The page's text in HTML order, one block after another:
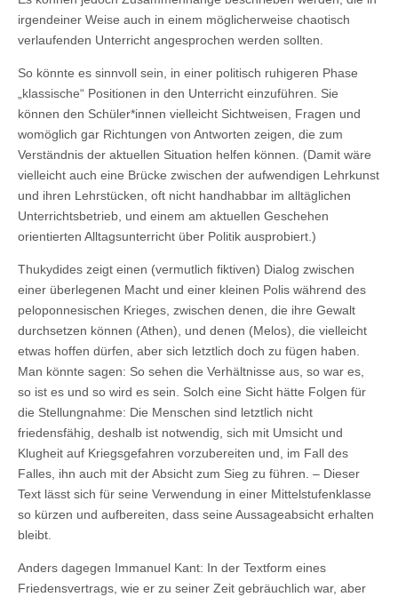
irgendeiner Weise auch in einem möglicherweise chaotisch
verlaufenden Unterricht angesprochen werden sollten.
So könnte es sinnvoll sein, in einer politisch ruhigeren Phase
„klassische“ Positionen in den Unterricht einzuführen. Sie
können den Schüler*innen vielleicht Sichtweisen, Fragen und
womöglich gar Richtungen von Antworten zeigen, die zum
Verständnis der aktuellen Situation helfen können. (Damit wäre
vielleicht auch eine Brücke zwischen der aufwendigen Lehrkunst
und ihren Lehrstücken, oft nicht handhabbar im alltäglichen
Unterrichtsbetrieb, und einem am aktuellen Geschehen
orientierten Alltagsunterricht über Politik ausprobiert.)
Thukydides zeigt einen (vermutlich fiktiven) Dialog zwischen
einer überlegenen Macht und einer kleinen Polis während des
peloponnesischen Krieges, zwischen denen, die ihre Gewalt
durchsetzen können (Athen), und denen (Melos), die vielleicht
etwas hoffen dürfen, aber sich letztlich doch zu fügen haben.
Man könnte sagen: So sehen die Verhältnisse aus, so war es,
so ist es und so wird es sein. Solch eine Sicht hätte Folgen für
die Stellungnahme: Die Menschen sind letztlich nicht
friedensfähig, deshalb ist notwendig, sich mit Umsicht und
Klugheit auf Kriegsgefahren vorzubereiten und, im Fall des
Falles, ihn auch mit der Absicht zum Sieg zu führen. – Dieser
Text lässt sich für seine Verwendung in einer Mittelstufenklasse
so kürzen und aufbereiten, dass seine Aussageabsicht erhalten
bleibt.
Anders dagegen Immanuel Kant: In der Textform eines
Friedensvertrags, wie er zu seiner Zeit gebräuchlich war, aber